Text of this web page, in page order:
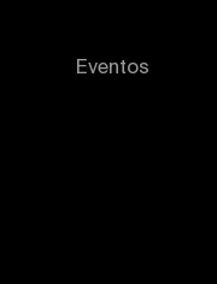
Eventos